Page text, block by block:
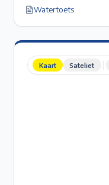
Watertoets
Kaart Sateliet